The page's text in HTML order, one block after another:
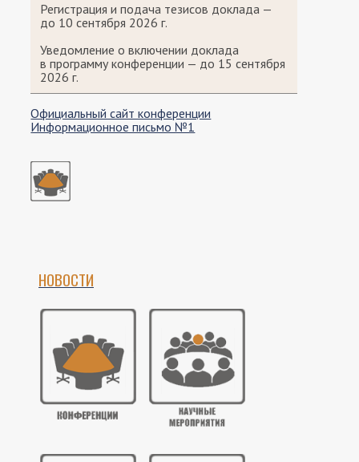
Регистрация и подача тезисов доклада —
до 10 сентября 2026 г.
Уведомление о включении доклада
в программу конференции — до 15 сентября
2026 г.
Официальный сайт конференции
Информационное письмо №1
НОВОСТИ